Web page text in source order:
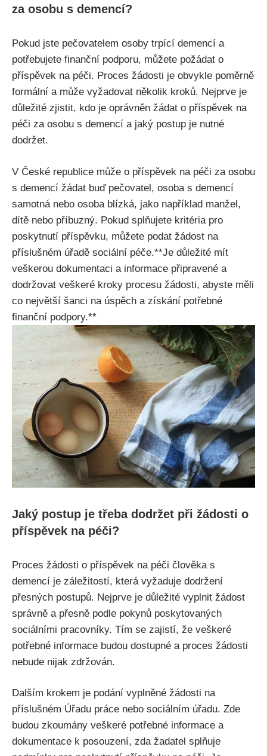
za osobu s demencí?
Pokud jste pečovatelem osoby trpící demencí a
potřebujete finanční podporu, můžete požádat o
příspěvek na péči. Proces žádosti je obvykle poměrně
formální a může vyžadovat několik kroků. Nejprve je
důležité zjistit, kdo je oprávněn žádat o příspěvek na
péči za osobu s demencí a jaký postup je nutné
dodržet.
V České republice může o příspěvek na péči za osobu
s demencí žádat buď pečovatel, osoba s demencí
samotná nebo osoba blízká, jako například manžel,
dítě nebo příbuzný. Pokud splňujete kritéria pro
poskytnutí příspěvku, můžete podat žádost na
příslušném úřadě sociální péče.**Je důležité mít
veškerou dokumentaci a informace připravené a
dodržovat veškeré kroky procesu žádosti, abyste měli
co největší šanci na úspěch a získání potřebné
finanční podpory.**
Jaký postup je třeba dodržet při žádosti o
příspěvek na péči?
Proces žádosti o příspěvek na péči člověka s
demencí je záležitostí, která vyžaduje dodržení
přesných postupů. Nejprve je důležité vyplnit žádost
správně a přesně podle pokynů poskytovaných
sociálními pracovníky. Tím se zajistí, že veškeré
potřebné informace budou dostupné a proces žádosti
nebude nijak zdržován.
Dalším krokem je podání vyplněné žádosti na
příslušném Úřadu práce nebo sociálním úřadu. Zde
budou zkoumány veškeré potřebné informace a
dokumentace k posouzení, zda žadatel splňuje